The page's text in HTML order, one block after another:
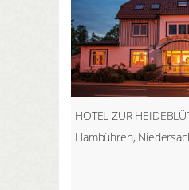
HOTEL ZUR
Hambühren,